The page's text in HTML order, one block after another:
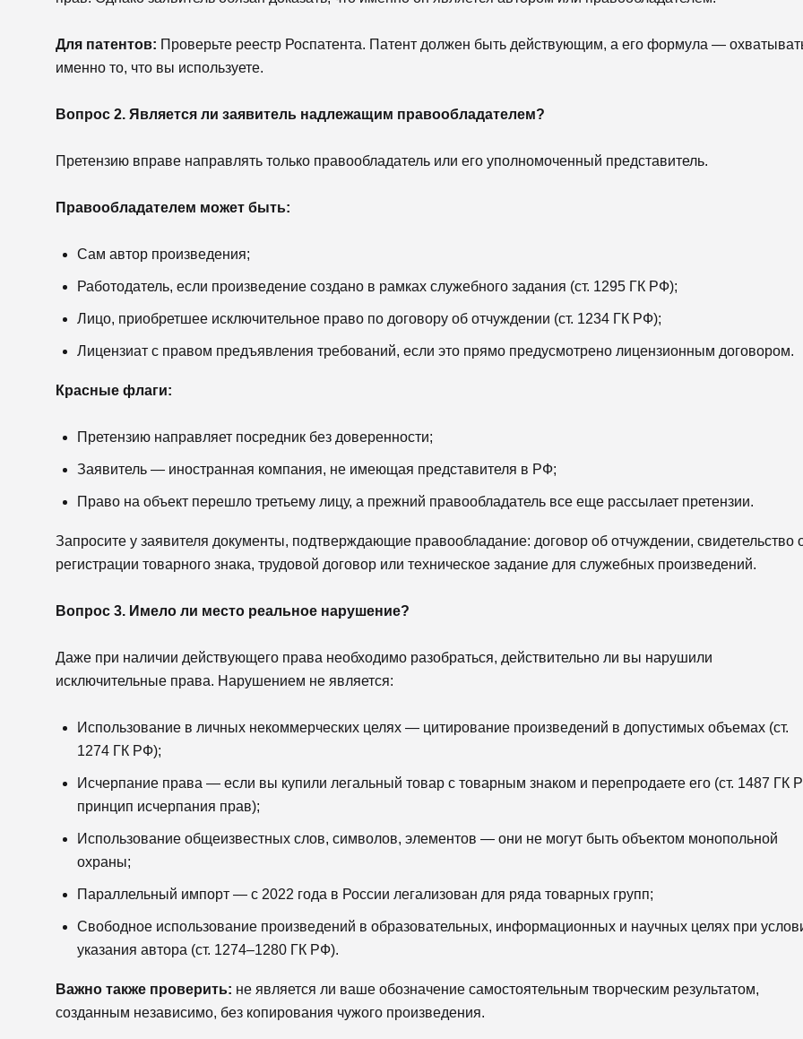
Для патентов: Проверьте реестр Роспатента. Патент должен быть действующим, а его формула —
именно то, что вы используете.
Вопрос 2. Является ли заявитель надлежащим правообладателем?
Претензию вправе направлять только правообладатель или его уполномоченный представитель.
Правообладателем может быть:
Сам автор произведения;
Работодатель, если произведение создано в рамках служебного задания (ст. 1295 ГК РФ);
Лицо, приобретшее исключительное право по договору об отчуждении (ст. 1234 ГК РФ);
Лицензиат с правом предъявления требований, если это прямо предусмотрено лицензионным договором.
Красные флаги:
Претензию направляет посредник без доверенности;
Заявитель — иностранная компания, не имеющая представителя в РФ;
Право на объект перешло третьему лицу, а прежний правообладатель все еще рассылает претензии.
Запросите у заявителя документы, подтверждающие правообладание: договор об отчуждении, свидетельство
регистрации товарного знака, трудовой договор или техническое задание для служебных произведений.
Вопрос 3. Имело ли место реальное нарушение?
Даже при наличии действующего права необходимо разобраться, действительно ли вы нарушили
исключительные права. Нарушением не является:
Использование в личных некоммерческих целях — цитирование произведений в допустимых объемах (ст.
1274 ГК РФ);
Исчерпание права — если вы купили легальный товар с товарным знаком и перепродаете его (ст. 1487 ГК
принцип исчерпания прав);
Использование общеизвестных слов, символов, элементов — они не могут быть объектом монопольной
охраны;
Параллельный импорт — с 2022 года в России легализован для ряда товарных групп;
Свободное использование произведений в образовательных, информационных и научных целях при
указания автора (ст. 1274–1280 ГК РФ).
Важно также проверить: не является ли ваше обозначение самостоятельным творческим результатом,
созданным независимо, без копирования чужого произведения.